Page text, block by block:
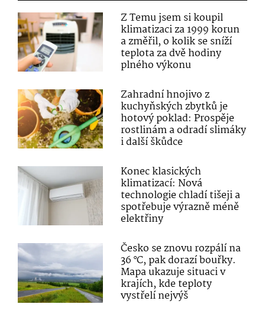
Z Temu jsem si koupil
klimatizaci za 1999 korun
a změřil, o kolik se sníží
teplota za dvě hodiny
plného výkonu
Zahradní hnojivo z
kuchyňských zbytků je
hotový poklad: Prospěje
rostlinám a odradí slimáky
i další škůdce
Konec klasických
klimatizací: Nová
technologie chladí tišeji a
spotřebuje výrazně méně
elektřiny
Česko se znovu rozpálí na
36 °C, pak dorazí bouřky.
Mapa ukazuje situaci v
krajích, kde teploty
vystřelí nejvýš